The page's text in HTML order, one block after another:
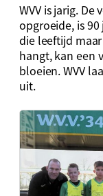
WVV is jarig.
opgroeide, is 90
die leeftijd
hangt, kan een
bloeien. WVV
uit.